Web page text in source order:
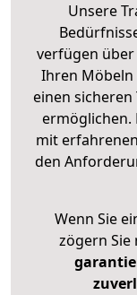
Unsere
verfügen
Ihren Möbeln
einen
ermöglichen.
mit
den
Wenn Sie
zögern